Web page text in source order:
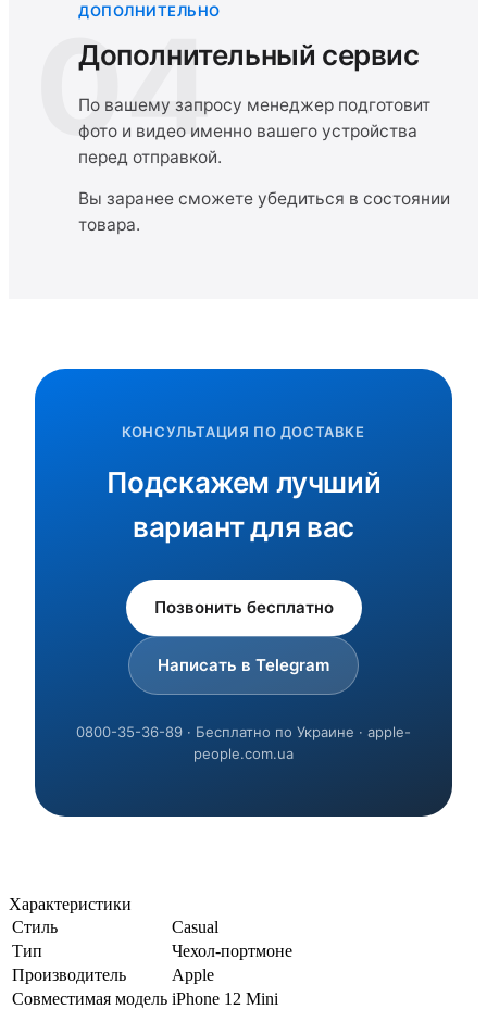
04
ДОПОЛНИТЕЛЬНО
Дополнительный сервис
По вашему запросу менеджер подготовит
фото и видео именно вашего устройства
перед отправкой.
Вы заранее сможете убедиться в состоянии
товара.
КОНСУЛЬТАЦИЯ ПО ДОСТАВКЕ
Подскажем лучший
вариант для вас
Позвонить бесплатно
Написать в Telegram
0800-35-36-89 · Бесплатно по Украине · apple-
people.com.ua
Характеристики
Стиль
Casual
Тип
Чехол-портмоне
Производитель
Apple
Совместимая модель iPhone 12 Mini